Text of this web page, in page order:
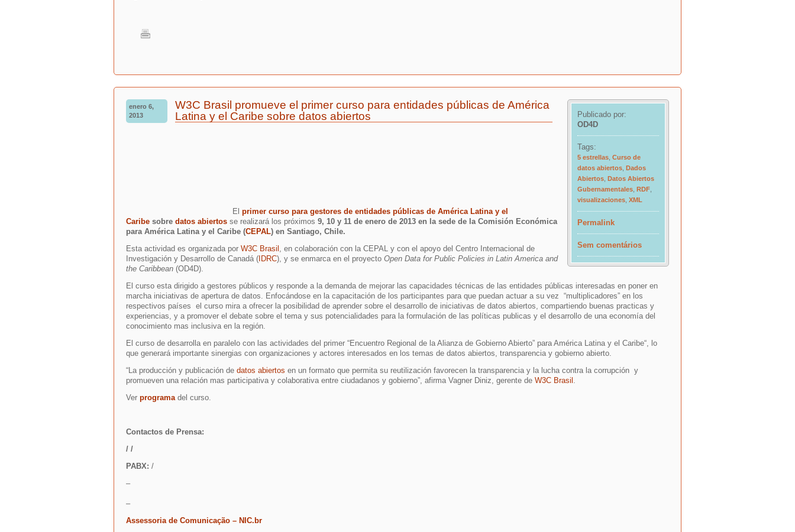
enero 6,
2013
W3C Brasil promueve el primer curso para entidades públicas de América
Latina y el Caribe sobre datos abiertos
Publicado por:
OD4D
Tags:
5 estrellas Curso de
datos abiertos Dados
Abiertos Datos Abiertos
Gubernamentales RDF
visualizaciones XML
Permalink
Sem comentários
El primer curso para gestores de entidades públicas de América Latina y el
Caribe sobre datos abiertos se realizará los próximos 9, 10 y 11 de enero de 2013 en la sede de la Comisión Económica
para América Latina y el Caribe (CEPAL) en Santiago, Chile.
Esta actividad es organizada por W3C Brasil , en colaboración con la CEPAL y con el apoyo del Centro Internacional de
Investigación y Desarrollo de Canadá ( IDRC), y se enmarca en el proyecto Open Data for Public Policies in Latin America and
the Caribbean (OD4D).
El curso esta dirigido a gestores públicos y responde a la demanda de mejorar las capacidades técnicas de las entidades públicas interesadas en poner en
marcha iniciativas de apertura de datos. Enfocándose en la capacitación de los participantes para que puedan actuar a su vez “multiplicadores” en los
respectivos países el curso mira a ofrecer la posibilidad de aprender sobre el desarrollo de iniciativas de datos abiertos, compartiendo buenas practicas y
experiencias, y a promover el debate sobre el tema y sus potencialidades para la formulación de las políticas publicas y el desarrollo de una economía del
conocimiento mas inclusiva en la región.
El curso de desarrolla en paralelo con las actividades del primer “Encuentro Regional de la Alianza de Gobierno Abierto” para América Latina y el Caribe“, lo
que generará importante sinergias con organizaciones y actores interesados en los temas de datos abiertos, transparencia y gobierno abierto.
“La producción y publicación de datos abiertos en un formato que permita su reutilización favorecen la transparencia y la lucha contra la corrupción y
promueven una relación mas participativa y colaborativa entre ciudadanos y gobierno”, afirma Vagner Diniz, gerente de W3C Brasil .
Ver programadel curso.
Contactos de Prensa:
/ /
PABX: /
–
–
Assessoria de Comunicação – NIC.br